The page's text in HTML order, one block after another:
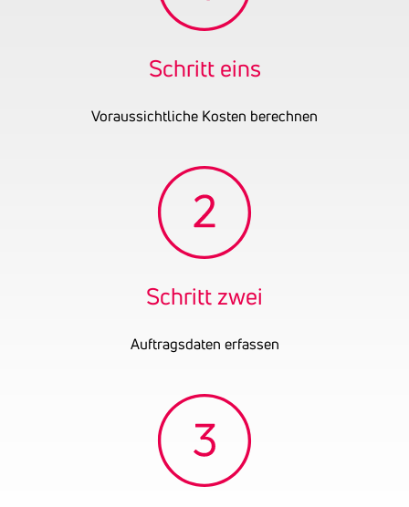
im grenzüberschreitenden
Güterverkehr insgesamt
2.500 kg bzw. im
innerstaatlichen
nicht übersteigt
Schritt eins
Voraussichtliche Kosten berechnen
Schritt zwei
Auftragsdaten erfassen